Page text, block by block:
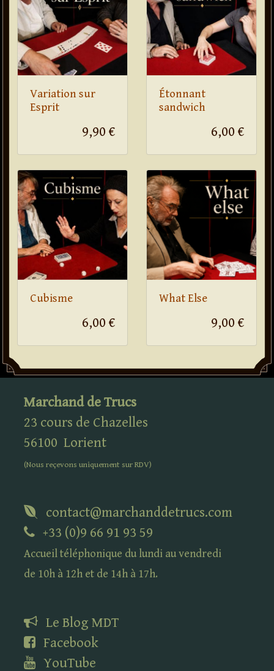
Variation sur
Esprit
9,90 €
Étonnant
sandwich
6,00 €
Cubisme
6,00 €
What Else
9,00 €
Marchand de Trucs
23 cours de Chazelles
56100 Lorient
(Nous reçevons uniquement surRDV)
contact@marchanddetrucs.com
+33 (0)9 66 91 93 59
Accueil téléphonique du lundi au vendredi
de 10h à 12h et de 14h à 17h.
Le Blog MDT
Facebook
YouTube